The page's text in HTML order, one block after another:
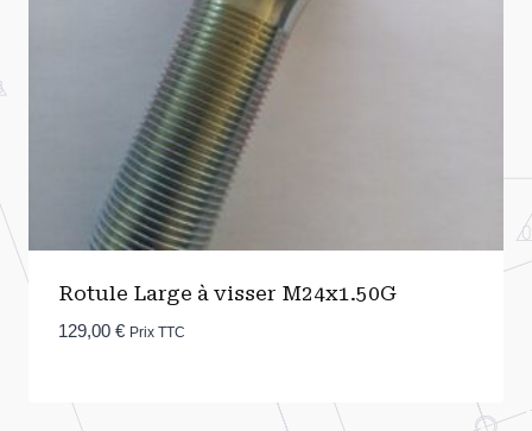
Rotule Large à visser M24x1.50G
129,00 € Prix TTC